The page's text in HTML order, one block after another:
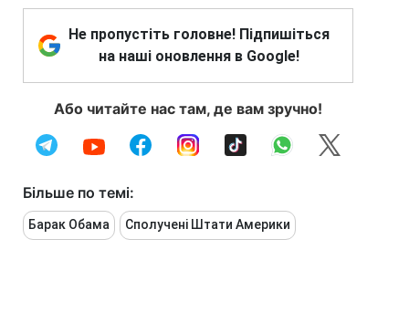
Не пропустіть головне! Підпишіться
на наші оновлення в Google!
Або читайте нас там, де вам зручно!
Більше по темі:
Барак Обама Сполучені Штати Америки